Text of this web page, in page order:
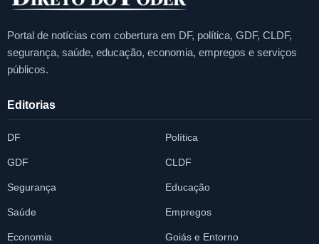
Portal de notícias com cobertura em DF, política, GDF, CLDF,
segurança, saúde, educação, economia, empregos e serviços
públicos.
Editorias
DF Política
GDF CLDF
Segurança Educação
Saúde Empregos
Economia Goiás e Entorno